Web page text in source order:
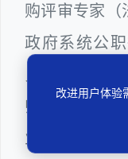
购评审专家（
政府系统公
员、WEB前
师多年，十分
业技术和行业
改进用户体验